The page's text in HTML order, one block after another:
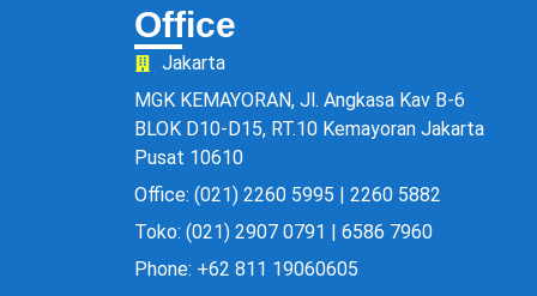
Office
Jakarta
MGK KEMAYORAN, Jl. Angkasa Kav B-6
BLOK D10-D15, RT.10 Kemayoran Jakarta
Pusat 10610
Office: (021) 2260 5995 | 2260 5882
Toko: (021) 2907 0791 | 6586 7960
Phone: +62 811 19060605